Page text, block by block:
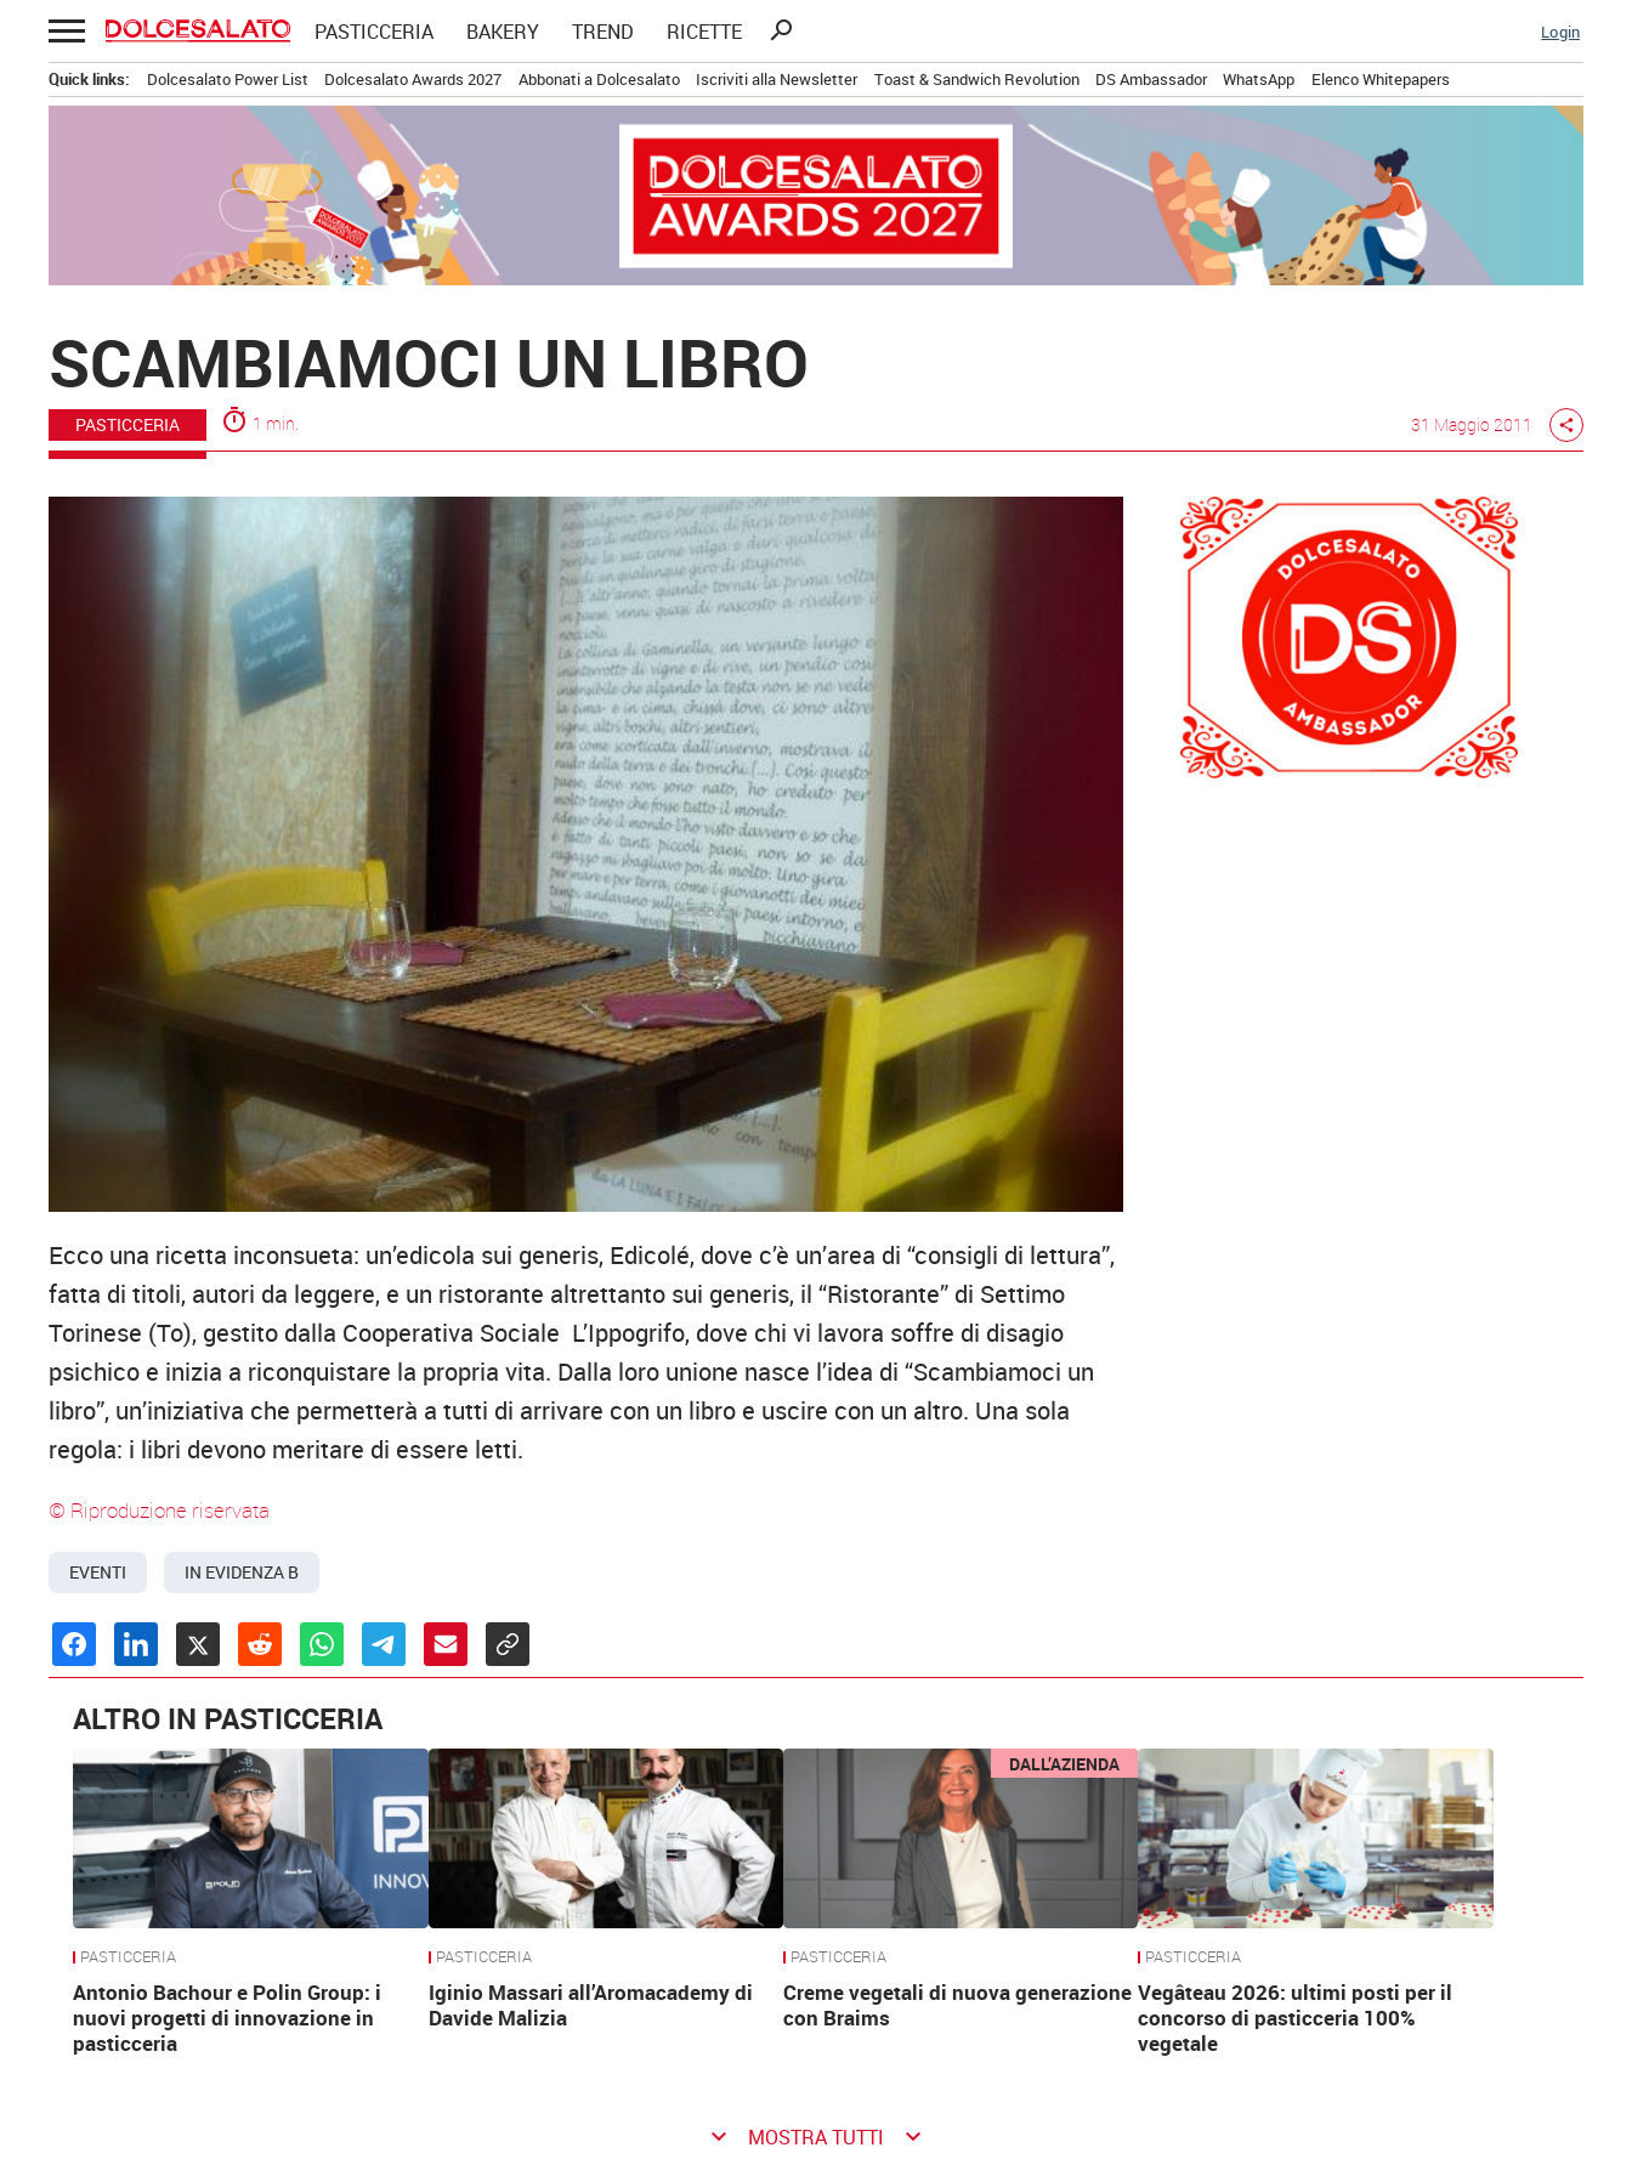
Passa
al
contenuto
PASTICCERIA BAKERY TREND RICETTE
Ricerca
search Login
Quick links: Dolcesalato Power List Dolcesalato Awards 2027 Abbonati a Dolcesalato Iscriviti alla Newsletter Toast & Sandwich Revolution DS Ambassador WhatsApp Elenco Whitepapers
SCAMBIAMOCI UN LIBRO
PASTICCERIA timer 1 min. 31 Maggio 2011 share
Ecco una ricetta inconsueta: un’edicola sui generis, Edicolé, dove c’è un’area di “consigli di lettura”,
fatta di titoli, autori da leggere, e un ristorante altrettanto sui generis, il “Ristorante” di Settimo
Torinese (To), gestito dalla Cooperativa Sociale L’Ippogrifo, dove chi vi lavora soffre di disagio
psichico e inizia a riconquistare la propria vita. Dalla loro unione nasce l’idea di “Scambiamoci un
libro”, un’iniziativa che permetterà a tutti di arrivare con un libro e uscire con un altro. Una sola
regola: i libri devono meritare di essere letti.
© Riproduzione riservata
EVENTI IN EVIDENZA B
ALTRO IN PASTICCERIA
PASTICCERIA
Antonio Bachour e Polin Group: i
nuovi progetti di innovazione in
pasticceria
PASTICCERIA
Iginio Massari all’Aromacademy di
Davide Malizia
DALL’AZIENDA
PASTICCERIA
Creme vegetali di nuova generazione
con Braims
PASTICCERIA
Vegâteau 2026: ultimi posti per il
concorso di pasticceria 100%
vegetale
keyboard_arrow_down MOSTRA TUTTI keyboard_arrow_down